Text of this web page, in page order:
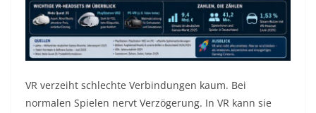
VR verzeiht schlechte Verbindungen kaum. Bei
normalen Spielen nervt Verzögerung. In VR kann sie